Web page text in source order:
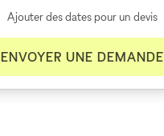
Ajouter des dates pour un devis
ENVOYER UNE DEMANDE